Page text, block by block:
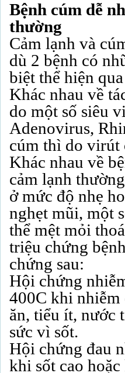
Bệnh cúm dễ
thường
Cảm lạnh và
dù 2 bệnh có
biệt thể hiện
Khác nhau về
do một số siêu
Adenovirus,
cúm thì do virút
Khác nhau về
cảm lạnh
ở mức độ nhẹ
nghẹt mũi, một
thể mệt mỏi
triệu chứng
chứng sau:
Hội chứng
400C khi nhiễm
ăn, tiểu ít, nước
sức vì sốt.
Hội chứng đau
khi sốt cao